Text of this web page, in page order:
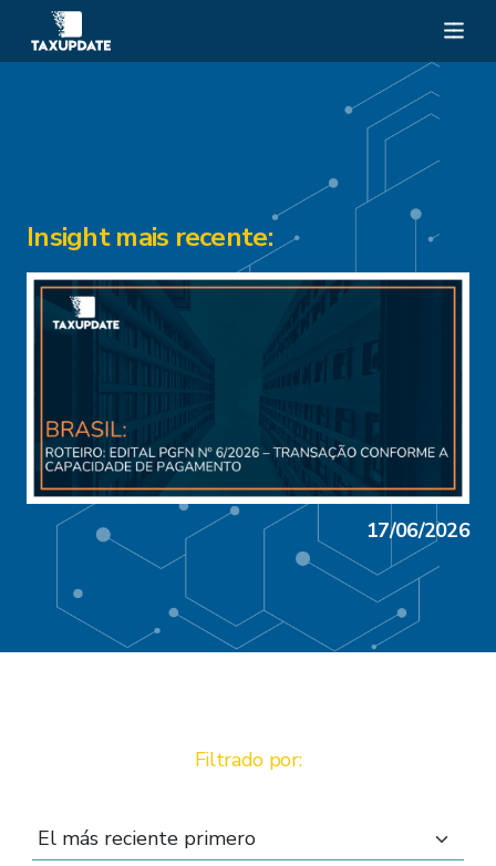
Insight mais recente:
17/06/2026
Filtrado por: